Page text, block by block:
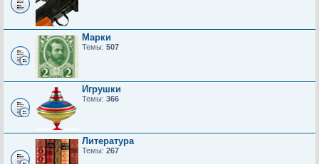
Марки
Темы: 507
Игрушки
Темы: 366
Литература
Темы: 267